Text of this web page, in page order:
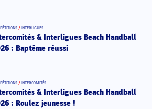
/ INTERLIGUES
& Interligues Beach Handball
: Baptême réussi
/ INTERCOMITÉS
& Interligues Beach Handball
: Roulez jeunesse !